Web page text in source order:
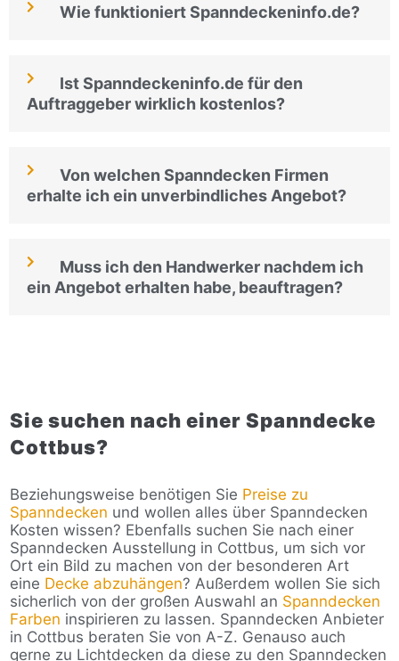
Wie funktioniert Spanndeckeninfo.de?
Ist Spanndeckeninfo.de für den
Auftraggeber wirklich kostenlos?
Von welchen Spanndecken Firmen
erhalte ich ein unverbindliches Angebot?
Muss ich den Handwerker nachdem ich
ein Angebot erhalten habe, beauftragen?
Sie suchen nach einer Spanndecke
Cottbus?
Beziehungsweise benötigen Sie Preise zu
Spanndecken und wollen alles über Spanndecken
Kosten wissen? Ebenfalls suchen Sie nach einer
Spanndecken Ausstellung in Cottbus, um sich vor
Ort ein Bild zu machen von der besonderen Art
eine Decke abzuhängen? Außerdem wollen Sie sich
sicherlich von der großen Auswahl an Spanndecken
Farben inspirieren zu lassen. Spanndecken Anbieter
in Cottbus beraten Sie von A-Z. Genauso auch
gerne zu Lichtdecken da diese zu den Spanndecken